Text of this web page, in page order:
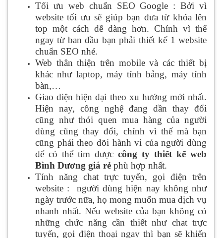
Tối ưu web chuẩn SEO Google : Bởi vì
website tối ưu sẽ giúp bạn đưa từ khóa lên
top một cách dễ dàng hơn. Chính vì thế
ngay từ ban đầu bạn phải thiết kế 1 website
chuẩn SEO nhé.
Web thân thiện trên mobile và các thiết bị
khác như laptop, máy tính bảng, máy tính
bàn,…
Giao diện hiện đại theo xu hướng mới nhất.
Hiện nay, công nghệ đang dần thay đổi
cũng như thói quen mua hàng của người
dùng cũng thay đổi, chính vì thế mà bạn
cũng phải theo dõi hành vi của người dùng
để có thể tìm được công ty thiết kế web
Bình Dương giá rẻ phù hợp nhất.
Tính năng chat trực tuyến, gọi điện trên
website : người dùng hiện nay không như
ngày trước nữa, họ mong muốn mua dịch vụ
nhanh nhất. Nếu website của bạn không có
những chức năng cần thiết như chat trực
tuyến, gọi điện thoại ngay thì bạn sẽ khiến